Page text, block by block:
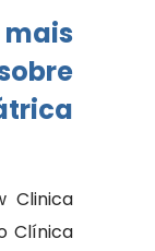
Clinica
Clínica